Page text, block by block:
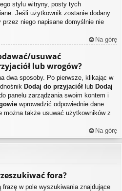
stylu witryny, posty tych
Jeśli użytkownik zostanie dodany
niego napisane domyślnie nie
Na górę
usuwać
lub wrogów?
dwa sposoby. Po pierwsze, klikając w
Dodaj do przyjaciół lub Dodaj
panelu zarządzania swoim kontem i
wprowadzić odpowiednie dane
można także usuwać użytkowników z
Na górę
fora?
frazę w pole wyszukiwania znajdujące